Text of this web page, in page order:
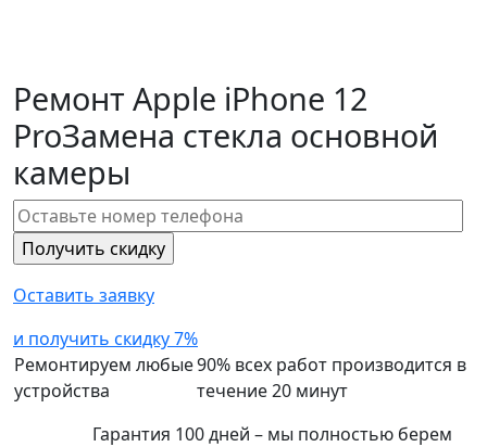
Ремонт Apple iPhone 12
ProЗамена стекла основной
камеры
Оставить заявку
и получить скидку 7%
Ремонтируем любые
устройства
90% всех работ производится в
течение 20 минут
Гарантия 100 дней – мы полностью берем